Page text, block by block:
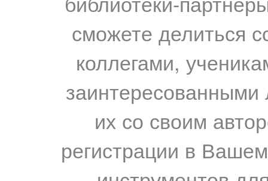
сможете делиться
коллегами,
их со своим
регистрации в